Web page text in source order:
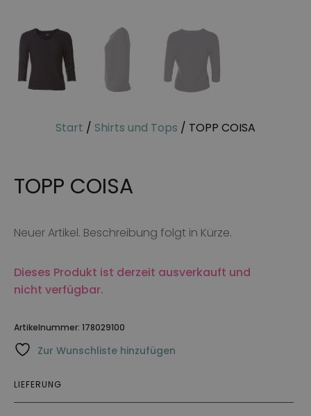
Start / Shirts und Tops / TOPP COISA
TOPP COISA
Neuer Artikel. Beschreibung folgt in Kürze.
Dieses Produkt ist derzeit ausverkauft und
nicht verfügbar.
Artikelnummer: 178029100
Zur Wunschliste hinzufügen
LIEFERUNG